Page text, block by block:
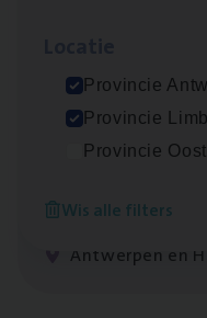
Provincie
Provincie
Provincie
Wis alle filters
Mechelen
Insurance Operations
Antwerpen en